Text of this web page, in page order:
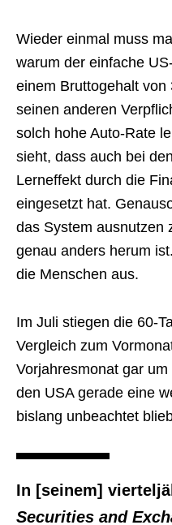
Wieder einmal muss
warum der einfache
einem Bruttogehalt
seinen anderen
solch hohe Auto-Rate
sieht, dass auch bei
Lerneffekt durch die
eingesetzt hat.
das System ausnutzen
genau anders herum
die Menschen aus.
Im Juli stiegen die 60-
Vergleich zum
Vorjahresmonat gar
den USA gerade eine
bislang unbeachtet
In [seinem]
Securities and